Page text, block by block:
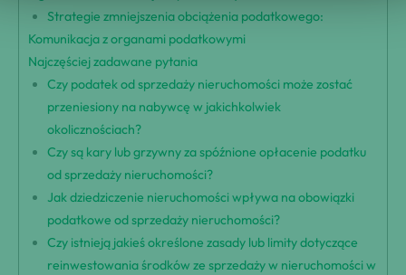
Strategie zmniejszenia obciążenia podatkowego:
Komunikacja z organami podatkowymi
Najczęściej zadawane pytania
Czy podatek od sprzedaży nieruchomości może zostać
przeniesiony na nabywcę w jakichkolwiek
okolicznościach?
Czy są kary lub grzywny za spóźnione opłacenie podatku
od sprzedaży nieruchomości?
Jak dziedziczenie nieruchomości wpływa na obowiązki
podatkowe od sprzedaży nieruchomości?
Czy istnieją jakieś określone zasady lub limity dotyczące
reinwestowania środków ze sprzedaży w nieruchomości w